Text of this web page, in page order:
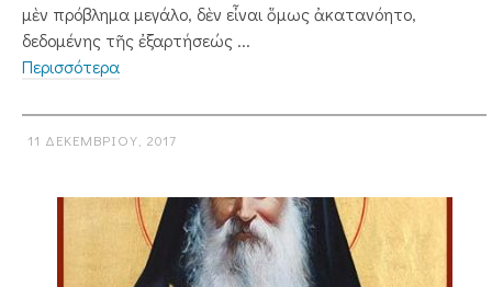
μὲν πρόβλημα μεγάλο, δὲν εἶναι ὅμως ἀκατανόητο,
δεδομένης τῆς ἐξαρτήσεώς ...
Περισσότερα
11 ΔΕΚΕΜΒΡΊΟΥ, 2017